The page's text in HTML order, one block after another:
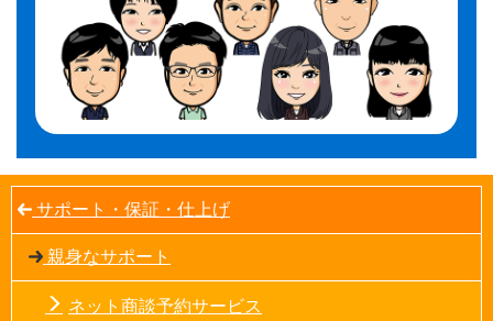
サポート・保証・仕上げ
親身なサポート
ネット商談予約サービス